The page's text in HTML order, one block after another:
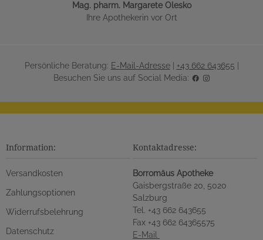
Mag. pharm. Margarete Olesko
Ihre Apothekerin vor Ort
Persönliche Beratung: E-Mail-Adresse| +43 662 643655 |
Besuchen Sie uns auf Social Media:
Information:
Versandkosten
Zahlungsoptionen
Widerrufsbelehrung
Datenschutz
Kontaktadresse:
Borromäus Apotheke
Gaisbergstraße 20, 5020
Salzburg
Tel. +43 662 643655
Fax +43 662 64365575
E-Mail